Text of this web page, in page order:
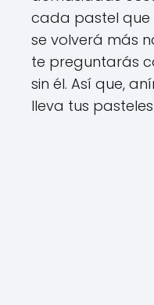
cada pastel que
se volverá más
te preguntarás
sin él. Así que,
lleva tus